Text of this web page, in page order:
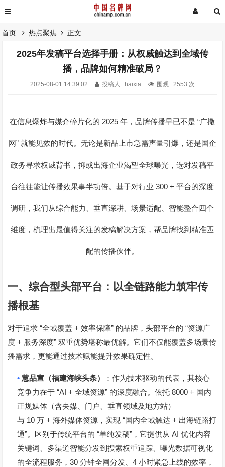
首页 热点聚焦 正文
2025年发稿平台选择手册：从权威触达到全域传
播，品牌如何精准破局？
2025-08-01 14:39:02 投稿人 : haixia 围观 : 2553 次
在信息爆炸与媒介碎片化的 2025年，品牌传播早已不是“广撒
网” 就能见效的时代。无论是新品上市急需声量引爆，还是国企
政务寻求权威背书，抑或出海企业渴望全球曝光，选对发稿平
台往往能让传播效果事半功倍。基于对行业300 +平台的深度
调研，我们从综合能力、垂直深耕、场景适配、智能整合四个
维度，梳理出最值得关注的发稿解决方案，帮品牌找到精准匹
配的传播伙伴。
一、综合型头部平台：以全链路能力筑牢传
播根基
对于追求 “全域覆盖+效率保障” 的品牌，头部平台的“资源广
度+ 服务深度”双重优势堪称最优解。它们不仅能覆盖多场景传
播需求，更能通过技术赋能提升效果确定性。
•慧品宣（福建海峡头条）
：作为技术驱动的代表，其核心
竞争力在于 “AI +全域资源” 的深度融合。依托8000 + 国内
正规媒体（含央媒、门户、垂直领域及地方站）
与 10万+海外媒体资源，实现“国内全域触达+ 出海链路打
通”。区别于传统平台的“单纯发稿” ，它提供从AI优化内容
关键词、多渠道智能分发到搜索权重追踪、曝光数据可视化
的全流程服务，30分钟全网分发、4小时紧急上线的效率，